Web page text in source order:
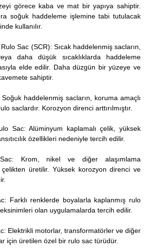
görece kaba ve mat bir yapıya sahiptir.
soğuk haddeleme işlemine tabi tutulacak
kullanılır.
Sac (SCR): Sıcak haddelenmiş sacların,
daha düşük sıcaklıklarda haddeleme
elde edilir. Daha düzgün bir yüzeye ve
sahiptir.
haddelenmiş sacların, koruma amaçlı
saclardır. Korozyon direnci arttırılmıştır.
Sac: Alüminyum kaplamalı çelik, yüksek
özellikleri nedeniyle tercih edilir.
Krom, nikel ve diğer alaşımlama
üretilir. Yüksek korozyon direnci ve
Farklı renklerde boyalarla kaplanmış rulo
olan uygulamalarda tercih edilir.
Elektrikli motorlar, transformatörler ve diğer
için üretilen özel bir rulo sac türüdür.